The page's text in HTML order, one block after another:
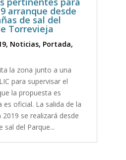
arranque desde
de sal del
Torrevieja
, Noticias, Portada,
la zona junto a una
para supervisar el
la propuesta es
es oficial. La salida de la
2019 se realizará desde
sal del Parque...